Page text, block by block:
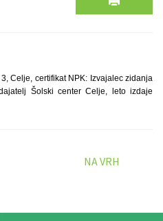
Celje, certifikat NPK: Izvajalec zidanja
Šolski center Celje, leto izdaje
NA VRH